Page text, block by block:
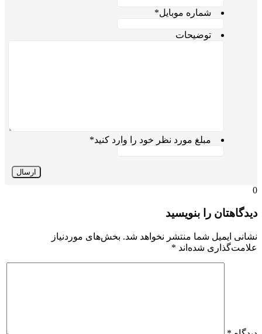
شماره موبایل*
توضیحات
مبلغ مورد نظر خود را وارد کنید*
0
دیدگاهتان را بنویسید
نشانی ایمیل شما منتشر نخواهد شد. بخش‌های موردنیاز
علامت‌گذاری شده‌اند *